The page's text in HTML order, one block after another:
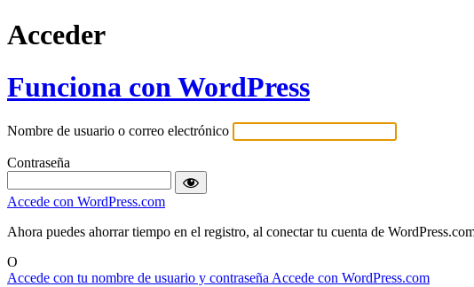
Acceder
Funciona con WordPress
Nombre de usuario o correo electrónico
Contraseña
Accede con WordPress.com
Ahora puedes ahorrar tiempo en el registro, al conectar tu cuenta de
O
Accede con tu nombre de usuario y contraseña Accede con WordPress.com